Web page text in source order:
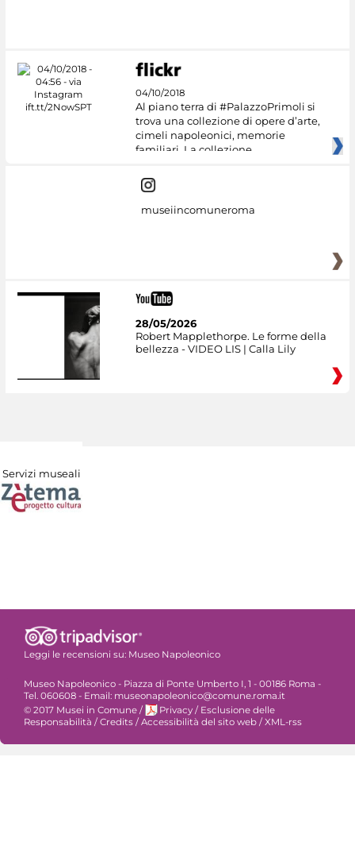
04/10/2018
Al piano terra di #PalazzoPrimoli si
trova una collezione di opere d’arte,
cimeli napoleonici, memorie
familiari. La collezione
museiincomuneroma
28/05/2026
Robert Mapplethorpe. Le forme della
bellezza - VIDEO LIS | Calla Lily
Servizi museali
Leggi le recensioni su: Museo Napoleonico
Museo Napoleonico - Piazza di Ponte Umberto I, 1 - 00186 Roma -
Tel. 060608 - Email: museonapoleonico@comune.roma.it
© 2017 Musei in Comune / Privacy / Esclusione delle
Responsabilità / Credits / Accessibilità del sito web / XML-rss